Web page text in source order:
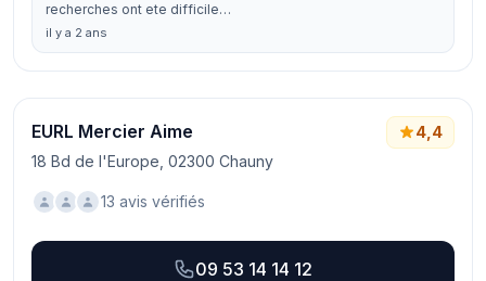
recherches ont ete difficile…
il y a 2 ans
EURL Mercier Aime
18 Bd de l'Europe, 02300 Chauny
4,4
13 avis vérifiés
09 53 14 14 12